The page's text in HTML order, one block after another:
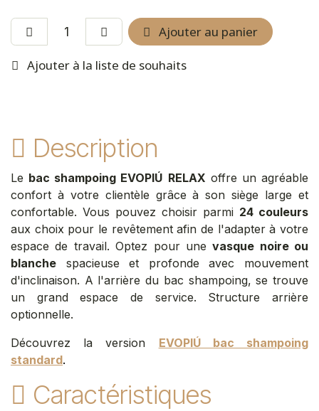
Ajouter au panier
Ajouter à la liste de souhaits
Description
Le bac shampoing EVOPIÚ RELAX offre un agréable
confort à votre clientèle grâce à son siège large et
confortable. Vous pouvez choisir parmi 24 couleurs
aux choix pour le revêtement afin de l'adapter à votre
espace de travail. Optez pour unevasque noire ou
blanche spacieuse et profonde avec mouvement
d'inclinaison. A l'arrière du bac shampoing, se trouve
un grand espace de service. Structure arrière
optionnelle.
Découvrez la version EVOPIÚ bac shampoing
standard.
Caractéristiques